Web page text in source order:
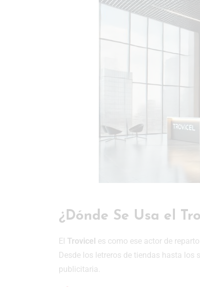
¿Dónde Se Usa el
El Trovicel es como ese actor de
Desde los letreros de tiendas hasta los
publicitaria.